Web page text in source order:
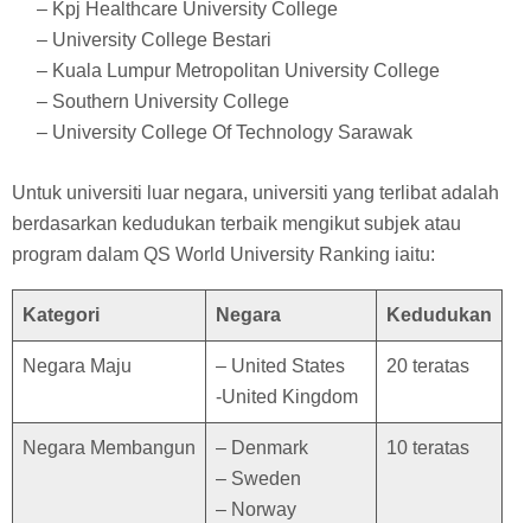
– Kpj Healthcare University College
– University College Bestari
– Kuala Lumpur Metropolitan University College
– Southern University College
– University College Of Technology Sarawak
Untuk universiti luar negara, universiti yang terlibat adalah
berdasarkan kedudukan terbaik mengikut subjek atau
program dalam QS World University Ranking iaitu:
Kategori Negara Kedudukan
Negara Maju
– United States
-United Kingdom
20 teratas
Negara Membangun
– Denmark
– Sweden
– Norway
10 teratas